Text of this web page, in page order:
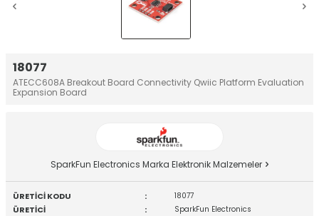
18077
ATECC608A Breakout Board Connectivity Qwiic Platform Evaluation
Expansion Board
SparkFun Electronics Marka Elektronik Malzemeler
ÜRETİCİ KODU : 18077
ÜRETİCİ : SparkFun Electronics